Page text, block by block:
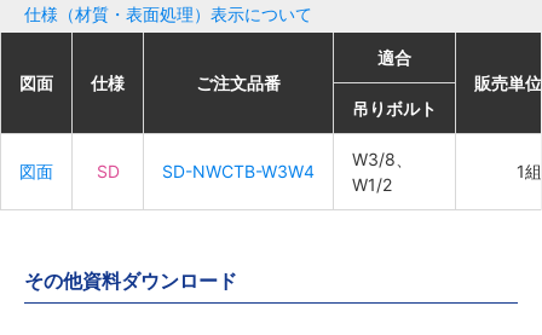
仕様（材質・表面処理）表示について
図面 仕様 ご注文品番
適合
販売単位
吊りボルト
図面 SD SD-NWCTB-W3W4
W3/8、
W1/2
1組
図面 仕様 ご注文品番
適合
販売単位
吊りボルト
図面 SD SD-NWCTB-W3W4
W3/8、
W1/2
1組
図面 仕様 ご注文品番
適合
販売単位
吊りボルト
図面 SD SD-NWCTB-W3W4
W3/8、
W1/2
1組
図面 仕様 ご注文品番
適合
販売単位
吊りボルト
図面 SD SD-NWCTB-W3W4
W3/8、
W1/2
1組
その他資料ダウンロード